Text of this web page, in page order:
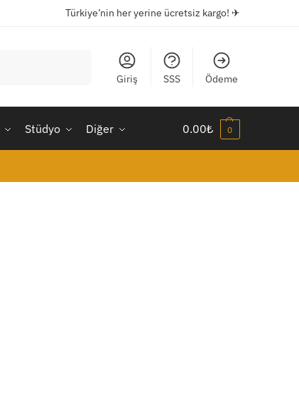
Türkiye’nin her yerine ücretsiz kargo! ✈
Giriş SSS Ödeme
Stüdyo Diğer 0.00₺ 0